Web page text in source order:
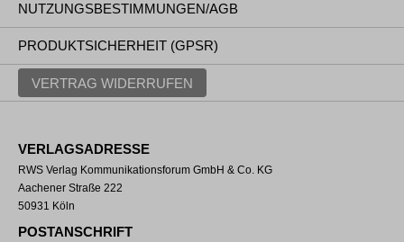
NUTZUNGSBESTIMMUNGEN/AGB
PRODUKTSICHERHEIT (GPSR)
VERTRAG WIDERRUFEN
VERLAGSADRESSE
RWS Verlag Kommunikationsforum GmbH & Co. KG
Aachener Straße 222
50931 Köln
POSTANSCHRIFT